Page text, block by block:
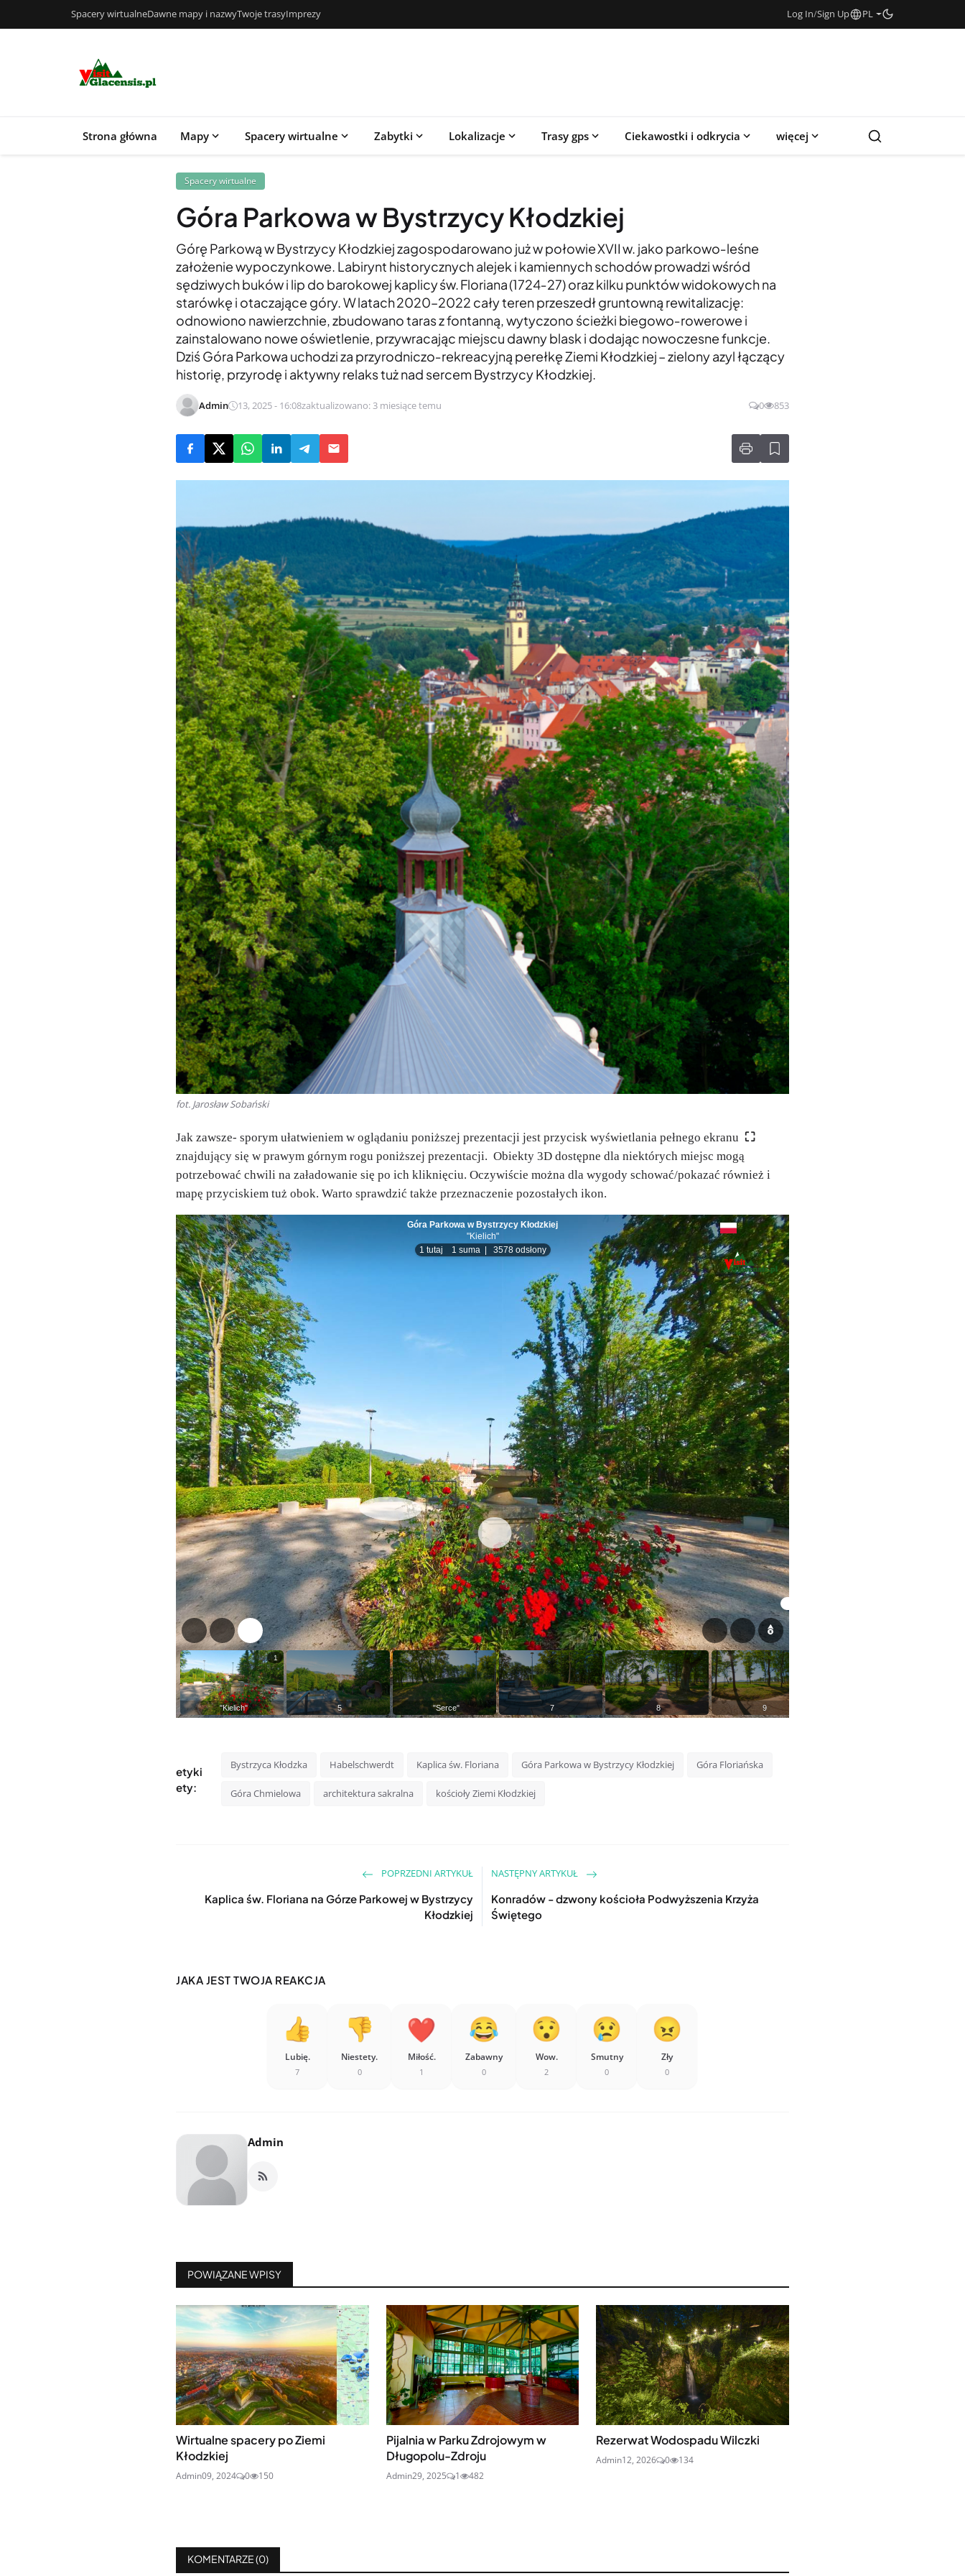
Spacery wirtualneDawne mapy i nazwyTwoje trasyImprezy Log In/Sign Up PL
Strona główna Mapy Spacery wirtualne Zabytki Lokalizacje Trasy gps Ciekawostki i odkrycia więcej
Spacery wirtualne
Góra Parkowa w Bystrzycy Kłodzkiej
Górę Parkową w Bystrzycy Kłodzkiej zagospodarowano już w połowie XVII w. jako parkowo‑leśne
założenie wypoczynkowe. Labirynt historycznych alejek i kamiennych schodów prowadzi wśród
sędziwych buków i lip do barokowej kaplicy św. Floriana (1724‑27) oraz kilku punktów widokowych na
starówkę i otaczające góry. W latach 2020–2022 cały teren przeszedł gruntowną rewitalizację:
odnowiono nawierzchnie, zbudowano taras z fontanną, wytyczono ścieżki biegowo‑rowerowe i
zainstalowano nowe oświetlenie, przywracając miejscu dawny blask i dodając nowoczesne funkcje.
Dziś Góra Parkowa uchodzi za przyrodniczo‑rekreacyjną perełkę Ziemi Kłodzkiej – zielony azyl łączący
historię, przyrodę i aktywny relaks tuż nad sercem Bystrzycy Kłodzkiej.
Admin 13, 2025 - 16:08zaktualizowano: 3 miesiące temu 0 853
fot. Jarosław Sobański
Jak zawsze- sporym ułatwieniem w oglądaniu poniższej prezentacji jest przycisk wyświetlania pełnego ekranu ⛶
znajdujący się w prawym górnym rogu poniższej prezentacji. Obiekty 3D dostępne dla niektórych miejsc mogą
potrzebować chwili na załadowanie się po ich kliknięciu. Oczywiście można dla wygody schować/pokazać również i
mapę przyciskiem tuż obok. Warto sprawdzić także przeznaczenie pozostałych ikon.
etyki
ety:
Bystrzyca Kłodzka Habelschwerdt Kaplica św. Floriana Góra Parkowa w Bystrzycy Kłodzkiej Góra Floriańska
Góra Chmielowa architektura sakralna kościoły Ziemi Kłodzkiej
POPRZEDNI ARTYKUŁ
Kaplica św. Floriana na Górze Parkowej w Bystrzycy
Kłodzkiej
NASTĘPNY ARTYKUŁ
Konradów - dzwony kościoła Podwyższenia Krzyża
Świętego
JAKA JEST TWOJA REAKCJA
Lubię.
7
Niestety.
0
Miłość.
1
Zabawny
0
Wow.
2
Smutny
0
Zły
0
Admin
POWIĄZANE WPISY
Wirtualne spacery po Ziemi
Kłodzkiej
Admin09, 2024 0 150
Pijalnia w Parku Zdrojowym w
Długopolu-Zdroju
Admin29, 2025 1 482
Rezerwat Wodospadu Wilczki
Admin12, 2026 0 134
KOMENTARZE (0)